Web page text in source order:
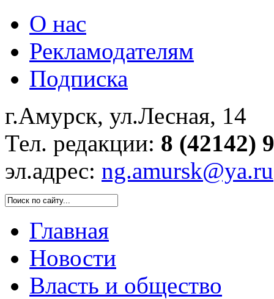
О нас
Рекламодателям
Подписка
г.Амурск, ул.Лесная, 14
Тел. редакции: 8 (42142)
эл.адрес: ng.amursk@ya.ru
Главная
Новости
Власть и общество